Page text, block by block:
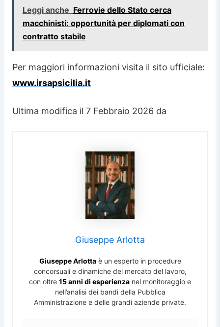
Leggi anche Ferrovie dello Stato cerca
macchinisti: opportunità per diplomati con
contratto stabile
Per maggiori informazioni visita il sito ufficiale:
www.irsapsicilia.it
Ultima modifica il 7 Febbraio 2026 da
Giuseppe Arlotta
Giuseppe Arlottaè un esperto in procedure
concorsuali e dinamiche del mercato del lavoro,
con oltre 15 anni di esperienza nel monitoraggio e
nell’analisi dei bandi della Pubblica
Amministrazione e delle grandi aziende private.